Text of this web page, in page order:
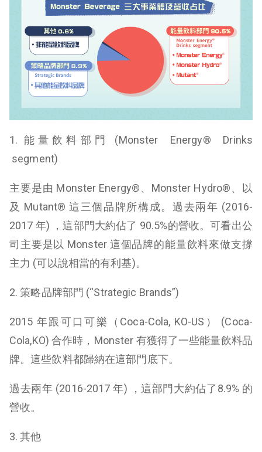
1. 能量飲料部門 (Monster Energy® Drinks
segment)
主要是由 Monster Energy®、Monster Hydro®、以
及 Mutant® 這三個品牌所構成。過去兩年 (2016-
2017 年) ，這部門大約佔了 90.5%的營收。可看出公
司主要是以 Monster 這個品牌的能量飲料來做支撐
主力 (可以說相當的有利基)。
2. 策略品牌部門 (“Strategic Brands”)
2015 年跟可口可樂（Coca-Cola, KO-US） (Coca-
Cola,KO) 合作時，Monster 有獲得了一些能量飲料品
牌。這些飲料都歸納在這部門底下。
過去兩年 (2016-2017 年) ，這部門大約佔了8.9% 的
營收。
3. 其他